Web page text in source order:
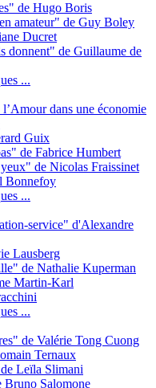
de Hugo Boris
amateur" de Guy Boley
Ducret
donnent" de Guillaume de
...
dans une économie
Guix
de Fabrice Humbert
de Nicolas Fraissinet
Bonnefoy
...
service" d'Alexandre
Lausberg
de Nathalie Kuperman
Martin-Karl
...
de Valérie Tong Cuong
Ternaux
Leïla Slimani
Bruno Salomone